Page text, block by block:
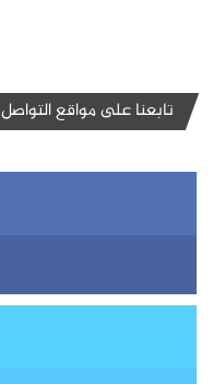
تابعنا على مواقع التواصل